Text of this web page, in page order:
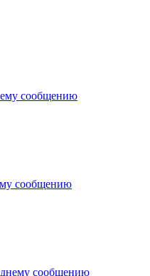
сообщению
сообщению
сообщению